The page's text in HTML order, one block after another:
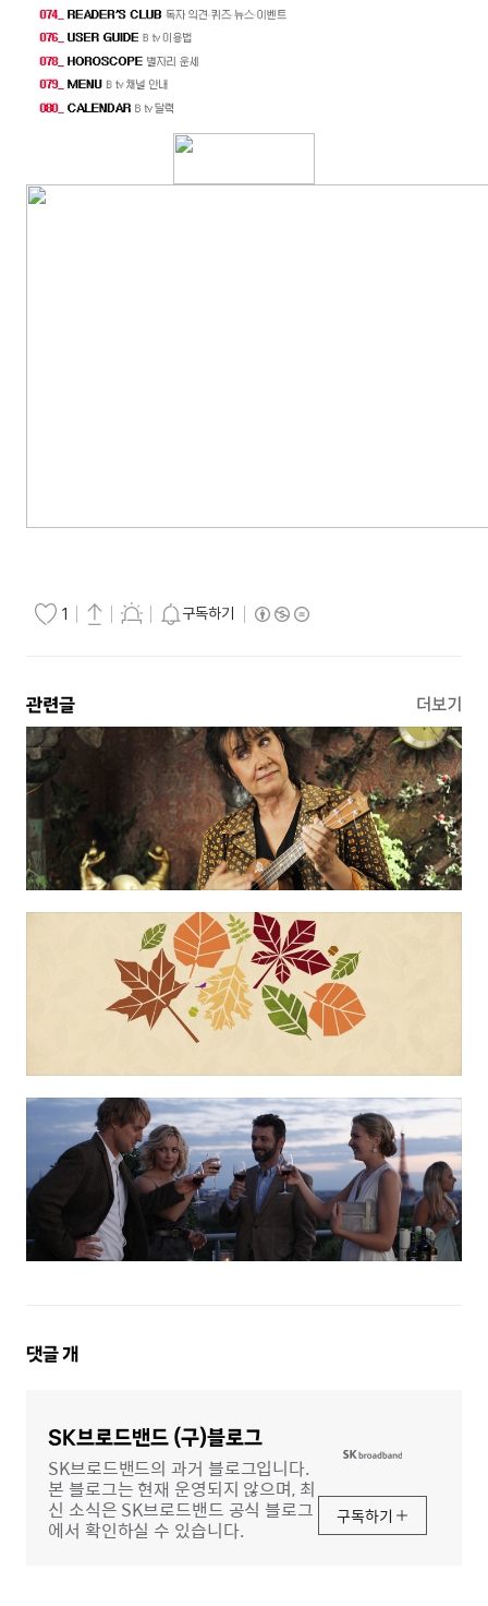
1 구독하기
관련글 더보기
댓
댓글개
SK브로드밴드 (구)블로그
SK브로드밴드의 과거 블로그입니다.
본 블로그는 현재 운영되지 않으며, 최
신 소식은 SK브로드밴드 공식 블로그
에서 확인하실 수 있습니다.
구독하기